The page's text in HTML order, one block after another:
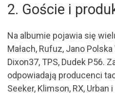
2. Goście i
Na albumie pojawia się
Małach, Rufuz, Jano
Dixon37, TPS, Dudek P56.
odpowiadają producenci
Seeker, Klimson, RX, Urban